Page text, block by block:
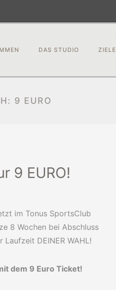
DAS STUDIO ZIELE
9 EURO
9 EURO!
im Tonus SportsClub
8 Wochen bei Abschluss
DEINER WAHL!
dem 9 Euro Ticket!